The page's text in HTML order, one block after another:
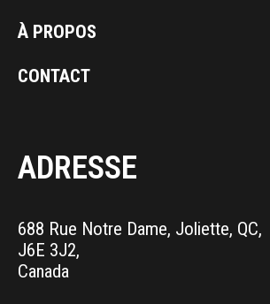
À PROPOS
CONTACT
ADRESSE
688 Rue Notre Dame, Joliette, QC,
J6E 3J2,
Canada